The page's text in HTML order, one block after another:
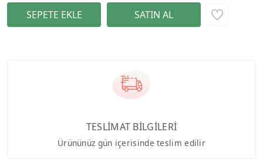
TESLİMAT BİLGİLERİ
Ürününüz gün içerisinde teslim edilir